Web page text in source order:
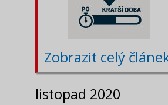
Zobrazit celý
listopad 2020